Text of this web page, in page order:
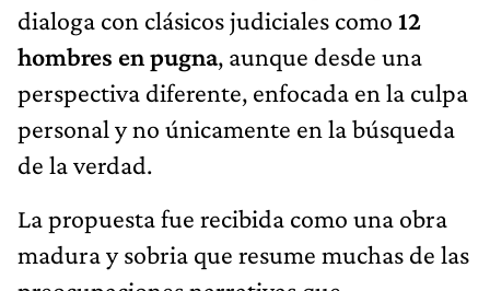
dialoga con clásicos judiciales como 12
hombres en pugna, aunque desde una
perspectiva diferente, enfocada en la culpa
personal y no únicamente en la búsqueda
de la verdad.
La propuesta fue recibida como una obra
madura y sobria que resume muchas de las